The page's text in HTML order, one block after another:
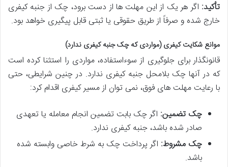
تأکید: اگر هر یک از این مهلت ها از دست برود، چک از جنبه کیفری
خارج شده و صرفاً از طریق حقوقی یا ثبتی قابل پیگیری خواهد بود.
موانع شکایت کیفری (مواردی که چک جنبه کیفری ندارد)
قانونگذار برای جلوگیری از سوءاستفاده، مواردی را استثنا کرده است
که در آنها چک بلامحل جنبه کیفری ندارد. در چنین شرایطی، حتی
با رعایت مهلت های فوق، نمی توان از مسیر کیفری اقدام کرد:
چک تضمین: اگر چک بابت تضمین انجام معامله یا تعهدی
صادر شده باشد، جنبه کیفری ندارد.
چک مشروط: اگر پرداخت چک به شرط خاصی وابسته شده
باشد.